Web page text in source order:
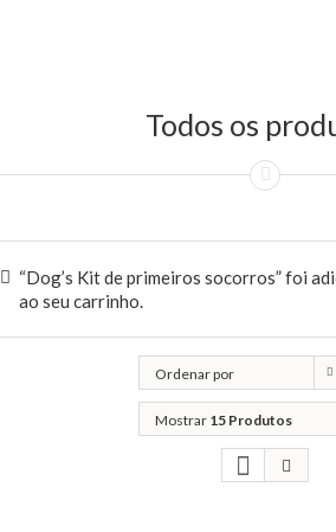
Todos os
“Dog’s Kit de primeiros socorros” foi
ao seu carrinho.
Ordenar por
Popularidade
Mostrar 15 Produtos